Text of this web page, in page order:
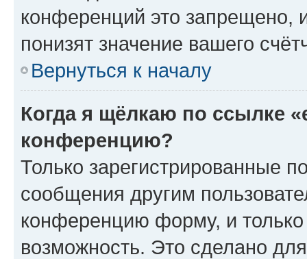
конференций это запрещено,
понизят значение вашего
Вернуться к началу
Когда я щёлкаю по ссылке
конференцию?
Только зарегистрированные
сообщения другим
конференцию форму, и
возможность. Это сделано